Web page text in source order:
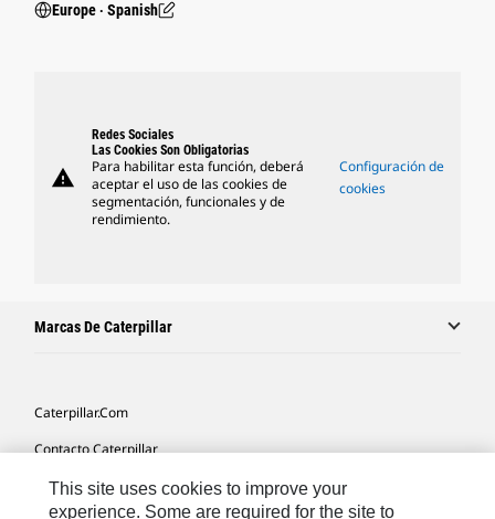
Europe ‧ Spanish
warning
Redes Sociales
Las Cookies Son Obligatorias
Para habilitar esta función, deberá
aceptar el uso de las cookies de
segmentación, funcionales y de
rendimiento.
Configuración de
cookies
Marcas De Caterpillar
Caterpillar.com
Contacto Caterpillar
Mis Preferencias De Marketing
This site uses cookies to improve your
experience. Some are required for the site to